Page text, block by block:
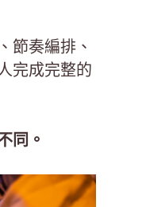
節奏編排、
完成完整的
同。